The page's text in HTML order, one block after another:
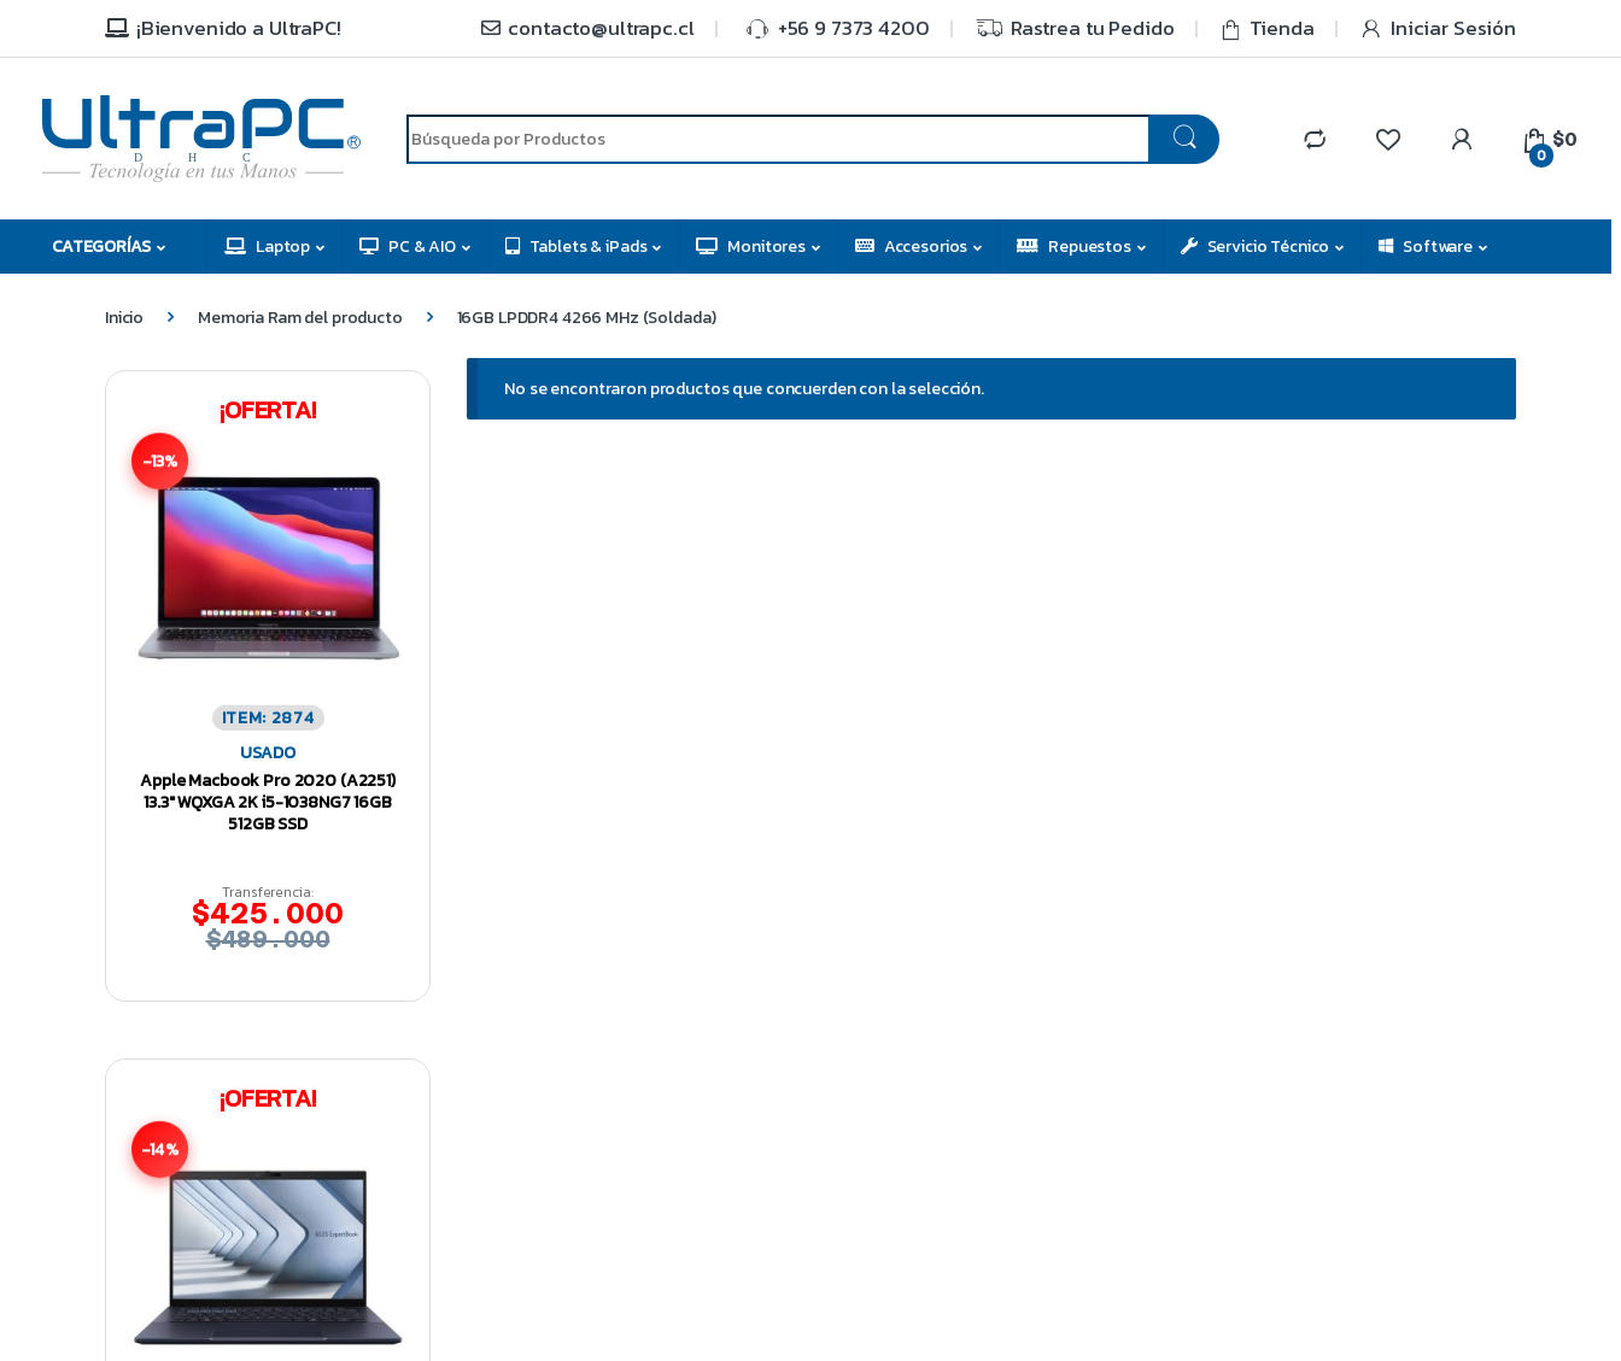
Skip to navigation
Skip to content
¡Bienvenido a UltraPC! contacto@ultrapc.cl +56 9 7373 4200 Rastrea tu Pedido Tienda Iniciar Sesión
C
H
D
R
Buscar por:
0
$0
CATEGORÍAS Laptop PC & AIO Tablets & iPads Monitores Accesorios Repuestos Servicio Técnico Software
Inicio Memoria Ram del producto 16GB LPDDR4 4266 MHz (Soldada)
No se encontraron productos que concuerden con la selección.
¡OFERTA!
-13%
ITEM: 2874
USADO
Apple Macbook Pro 2020 (A2251)
13.3″ WQXGA 2K i5-1038NG7 16GB
512GB SSD
Transferencia:
$425.000
$489.000
¡OFERTA!
-14%